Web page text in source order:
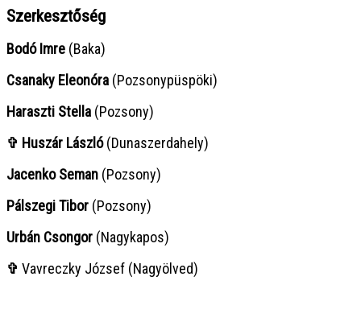
Szerkesztőség
Bodó Imre (Baka)
Csanaky Eleonóra (Pozsonypüspöki)
Haraszti Stella (Pozsony)
✞ Huszár László(Dunaszerdahely)
Jacenko Seman (Pozsony)
Pálszegi Tibor (Pozsony)
Urbán Csongor (Nagykapos)
✞ Vavreczky József (Nagyölved)